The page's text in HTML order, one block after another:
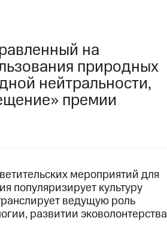
на
природных
нейтральности,
премии
мероприятий для
популяризирует культуру
ведущую роль
развитии эковолонтерства